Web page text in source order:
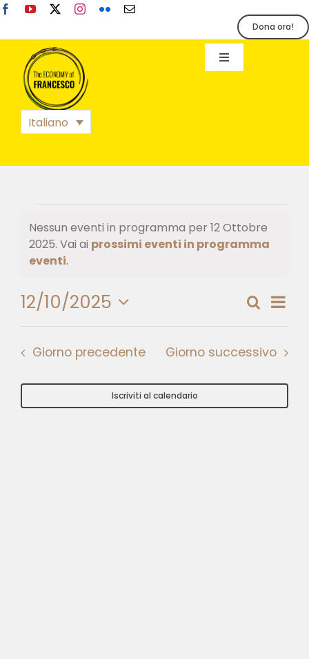
Salta
contenuto
Dona ora!
Toggle
EoF
BLOG
STAMPA
Italiano
Eventi
for
12
2025
Notice
Nessun eventi in programma per 12 Ottobre
2025. Vai ai prossimi eventi in programma
eventi.
Eventi
e
viste
CercaGiorno
12/10/2025
data.
Giorno precedente Giorno successivo
Iscriviti al calendario